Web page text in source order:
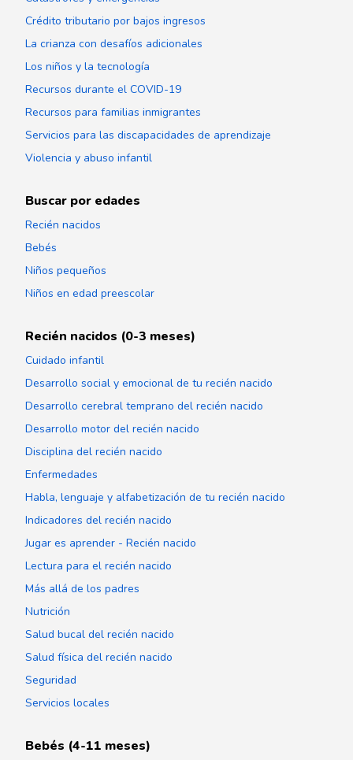
Crédito tributario por bajos ingresos
La crianza con desafíos adicionales
Los niños y la tecnología
Recursos durante el COVID-19
Recursos para familias inmigrantes
Servicios para las discapacidades de aprendizaje
Violencia y abuso infantil
Buscar por edades
Recién nacidos
Bebés
Niños pequeños
Niños en edad preescolar
Recién nacidos (0-3 meses)
Cuidado infantil
Desarrollo social y emocional de tu recién nacido
Desarrollo cerebral temprano del recién nacido
Desarrollo motor del recién nacido
Disciplina del recién nacido
Enfermedades
Habla, lenguaje y alfabetización de tu recién nacido
Indicadores del recién nacido
Jugar es aprender - Recién nacido
Lectura para el recién nacido
Más allá de los padres
Nutrición
Salud bucal del recién nacido
Salud física del recién nacido
Seguridad
Servicios locales
Bebés (4-11 meses)